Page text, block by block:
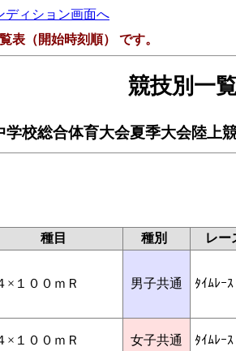
ディション画面へ
表（開始時刻順） です。
競技別一
学校総合体育大会夏季大会陸上
種目 種別
レー
×１００ｍＲ
男子共通 ﾀｲﾑﾚｰｽ
×１００ｍＲ
女子共通
ﾀｲﾑﾚｰｽ